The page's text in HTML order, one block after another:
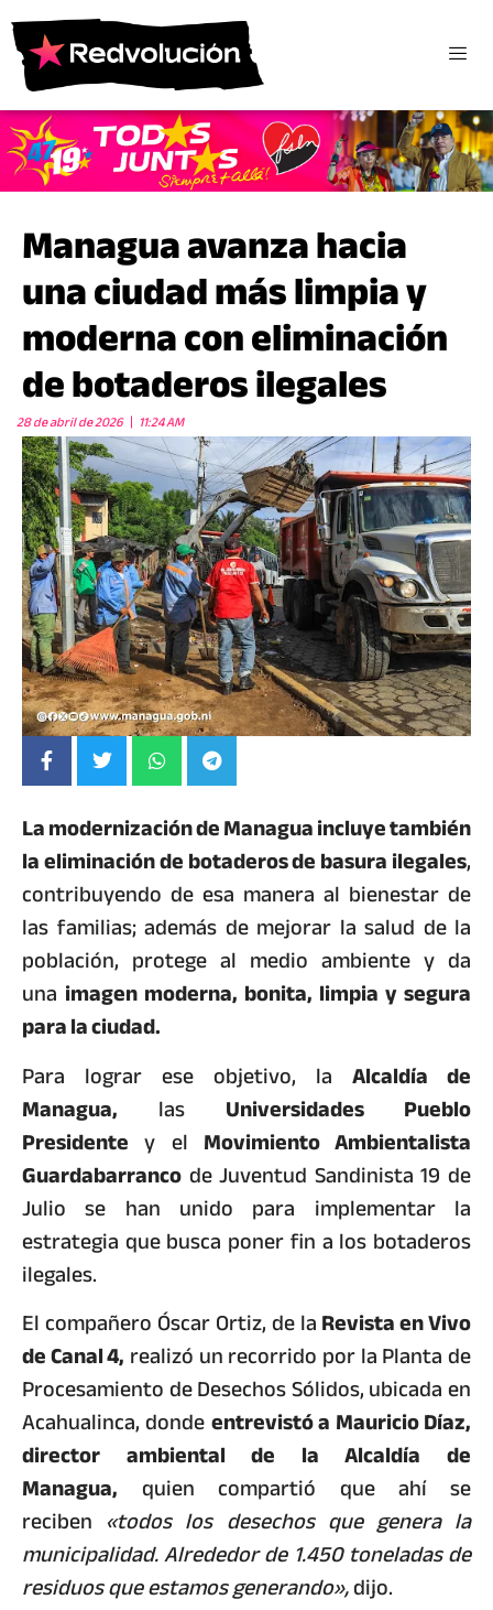
Managua avanza hacia
una ciudad más limpia y
moderna con eliminación
de botaderos ilegales
28 de abril de 2026 11:24 AM
La modernización de Managua incluye también
la eliminación de botaderos de basura ilegales,
contribuyendo de esa manera al bienestar de
las familias; además de mejorar la salud de la
población, protege al medio ambiente y da
una imagen moderna, bonita, limpia y segura
para la ciudad.
Para lograr ese objetivo, la Alcaldía de
Managua, las Universidades Pueblo
Presidente y el Movimiento Ambientalista
Guardabarrancode Juventud Sandinista 19 de
Julio se han unido para implementar la
estrategia que busca poner fin a los botaderos
ilegales.
El compañero Óscar Ortiz, de laRevista en Vivo
de Canal 4,realizó un recorrido por la Planta de
Procesamiento de Desechos Sólidos, ubicada en
Acahualinca, dondeentrevistó a Mauricio Díaz,
director ambiental de la Alcaldía de
Managua, quien compartió que ahí se
reciben «todos los desechos que genera la
municipalidad. Alrededor de 1.450 toneladas de
residuos que estamos generando»,dijo.